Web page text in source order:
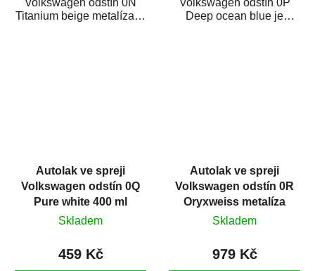
Volkswagen odstín 0N
Titanium beige metalíza je
Volkswagen odstín 0P
Deep ocean blue je
Autolak ve spreji
Volkswagen odstín 0Q
Pure white 400 ml
Skladem
459 Kč
Autolak ve spreji
Volkswagen odstín 0R
Oryxweiss metalíza
375 ml
Skladem
979 Kč